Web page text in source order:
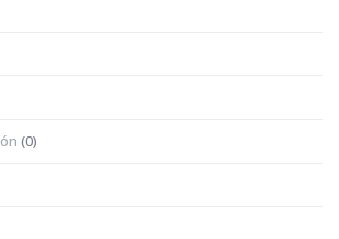
(0)